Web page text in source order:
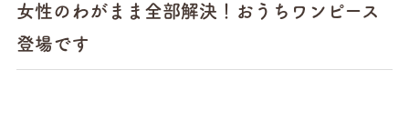
女性のわがまま全部解決！おうちワンピース
登場です